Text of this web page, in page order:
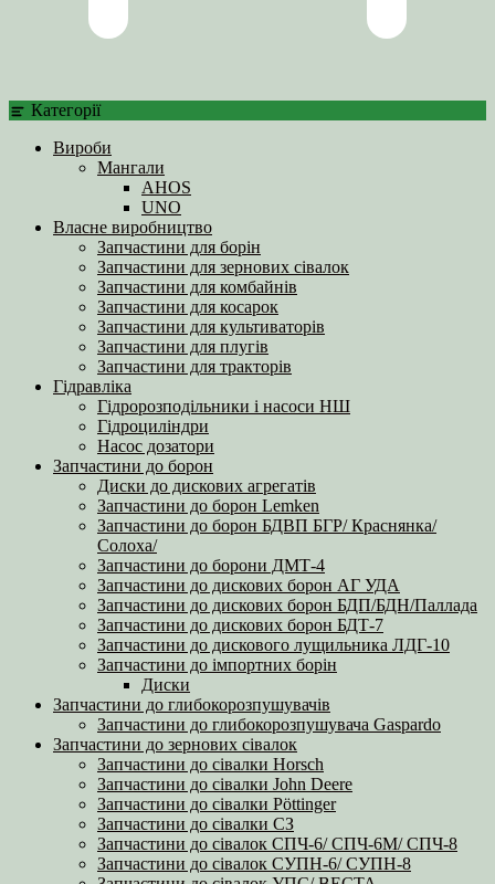
Категорії
Вироби
Мангали
AHOS
UNO
Власне виробництво
Запчастини для борін
Запчастини для зернових сівалок
Запчастини для комбайнів
Запчастини для косарок
Запчастини для культиваторів
Запчастини для плугів
Запчастини для тракторів
Гідравліка
Гідророзподільники і насоси НШ
Гідроциліндри
Насос дозатори
Запчастини до борон
Диски до дискових агрегатів
Запчастини до борон Lemken
Запчастини до борон БДВП БГР/ Краснянка/
Солоха/
Запчастини до борони ДМТ-4
Запчастини до дискових борон АГ УДА
Запчастини до дискових борон БДП/БДН/Паллада
Запчастини до дискових борон БДТ-7
Запчастини до дискового лущильника ЛДГ-10
Запчастини до імпортних борін
Диски
Запчастини до глибокорозпушувачів
Запчастини до глибокорозпушувача Gaspardo
Запчастини до зернових сівалок
Запчастини до сівалки Horsch
Запчастини до сівалки John Deere
Запчастини до сівалки Pöttinger
Запчастини до сівалки СЗ
Запчастини до сівалок СПЧ-6/ СПЧ-6М/ СПЧ-8
Запчастини до сівалок СУПН-6/ СУПН-8